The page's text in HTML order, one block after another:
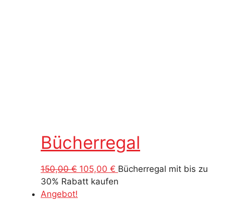
Bücherregal
150,00€ Ursprünglicher
Preis
105,00 € Aktueller
Preis
Bücherregal mit bis zu
30% Rabatt kaufen
Angebot!